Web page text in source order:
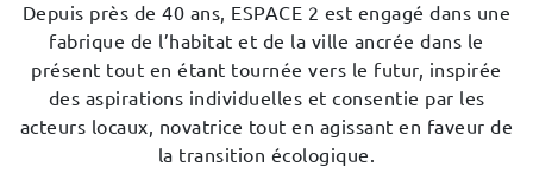
Depuis près de 40 ans, ESPACE 2 est engagé dans une
fabrique de l’habitat et de la ville ancrée dans le
présent tout en étant tournée vers le futur, inspirée
des aspirations individuelles et consentie par les
acteurs locaux, novatrice tout en agissant en faveur de
la transition écologique.